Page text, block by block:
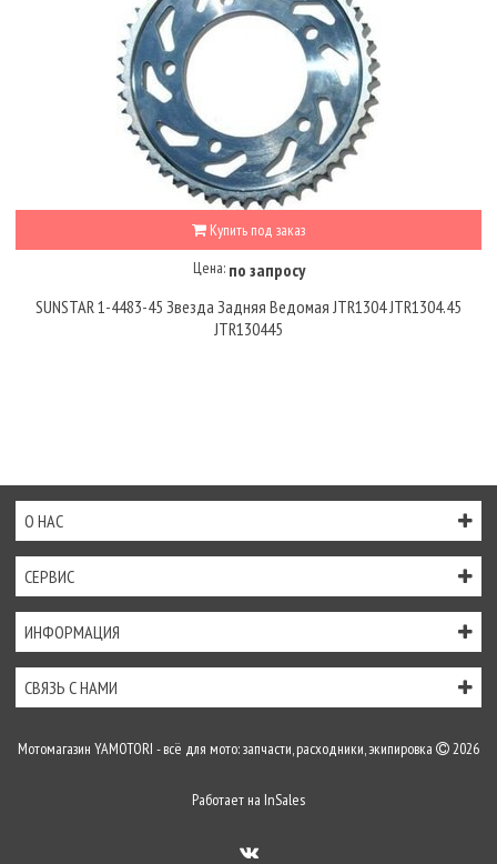
Купить под заказ
Цена: по запросу
SUNSTAR 1-4483-45 Звезда Задняя Ведомая JTR1304 JTR1304.45
JTR130445
О НАС
СЕРВИС
ИНФОРМАЦИЯ
СВЯЗЬ С НАМИ
Мотомагазин YAMOTORI - всё для мото: запчасти, расходники, экипировка 2026
Работает на InSales